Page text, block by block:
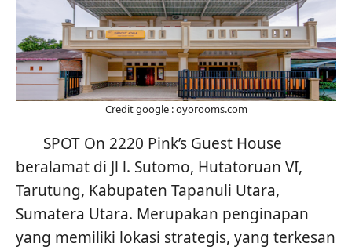
Credit google : oyorooms.com
SPOT On 2220 Pink’s Guest House
beralamat di Jl l. Sutomo, Hutatoruan VI,
Tarutung, Kabupaten Tapanuli Utara,
Sumatera Utara. Merupakan penginapan
yang memiliki lokasi strategis, yang terkesan